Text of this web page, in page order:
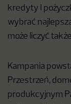
kredyty I
wybrać
może liczyć
Kampania
Przestrzeń,
produkcyjnym